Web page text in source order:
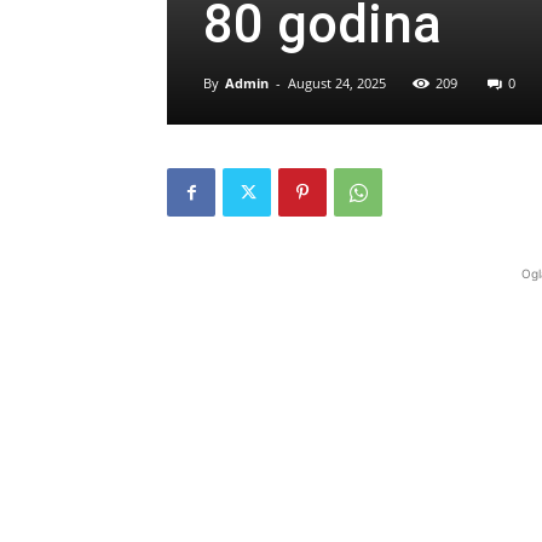
80 godina
By Admin - August 24, 2025 209 0